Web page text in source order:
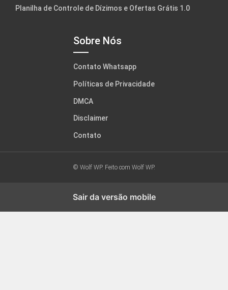
Planilha de Controle de Dízimos e Ofertas Grátis 1.0
Sobre Nós
Contato Whatsapp
Políticas de Privacidade
DMCA
Disclaimer
Contato
© Wolf WP. Feito com Wolf WP.
Sair da versão mobile